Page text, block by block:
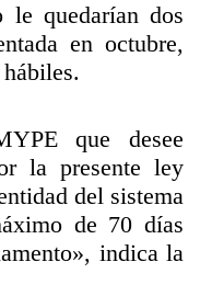
quedarían dos
en octubre,
que desee
la presente ley
del sistema
de 70 días
indica la